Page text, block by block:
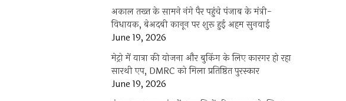
अकाल तख्त के सामने नंगे पैर पहुंचे पंजाब के मंत्री-
विधायक, बेअदबी कानून पर शुरू हुई अहम सुनवाई
June 19, 2026
मेट्रो में यात्रा की योजना और बुकिंग के लिए कारगर हो रहा
सारथी एप, DMRC को मिला प्रतिष्ठित पुरस्कार
June 19, 2026